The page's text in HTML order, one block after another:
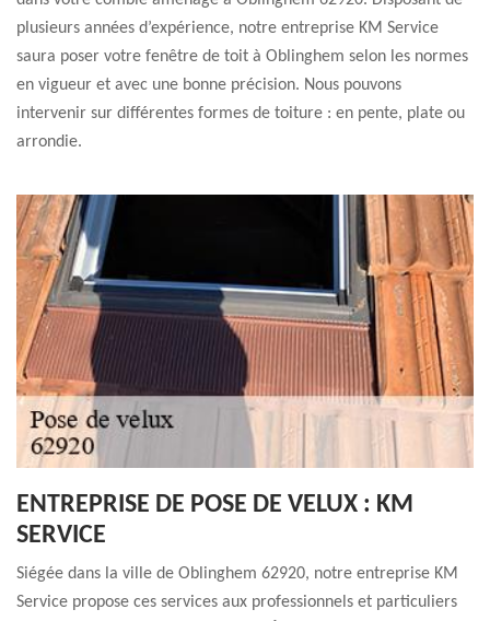
plusieurs années d’expérience, notre entreprise KM Service
saura poser votre fenêtre de toit à Oblinghem selon les normes
en vigueur et avec une bonne précision. Nous pouvons
intervenir sur différentes formes de toiture : en pente, plate ou
arrondie.
ENTREPRISE DE POSE DE VELUX : KM
SERVICE
Siégée dans la ville de Oblinghem 62920, notre entreprise KM
Service propose ces services aux professionnels et particuliers